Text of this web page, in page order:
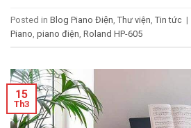
Posted in Blog Piano Điện Thư viện Tin tức |
Piano piano điện Roland HP-605
15
Th3